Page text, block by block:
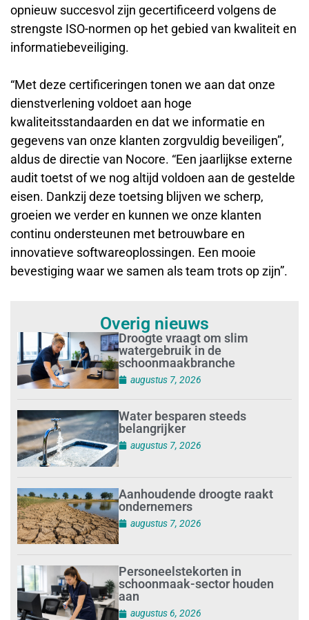
opnieuw succesvol zijn gecertificeerd volgens de
strengste ISO-normen op het gebied van kwaliteit en
informatiebeveiliging.
“Met deze certificeringen tonen we aan dat onze
dienstverlening voldoet aan hoge
kwaliteitsstandaarden en dat we informatie en
gegevens van onze klanten zorgvuldig beveiligen”,
aldus de directie van Nocore. “Een jaarlijkse externe
audit toetst of we nog altijd voldoen aan de gestelde
eisen. Dankzij deze toetsing blijven we scherp,
groeien we verder en kunnen we onze klanten
continu ondersteunen met betrouwbare en
innovatieve softwareoplossingen. Een mooie
bevestiging waar we samen als team trots op zijn”.
Overig nieuws
Droogte vraagt om slim
watergebruik in de
schoonmaakbranche
augustus 7, 2026
Water besparen steeds
belangrijker
augustus 7, 2026
Aanhoudende droogte raakt
ondernemers
augustus 7, 2026
Personeelstekorten in
schoonmaak-sector houden
aan
augustus 6, 2026